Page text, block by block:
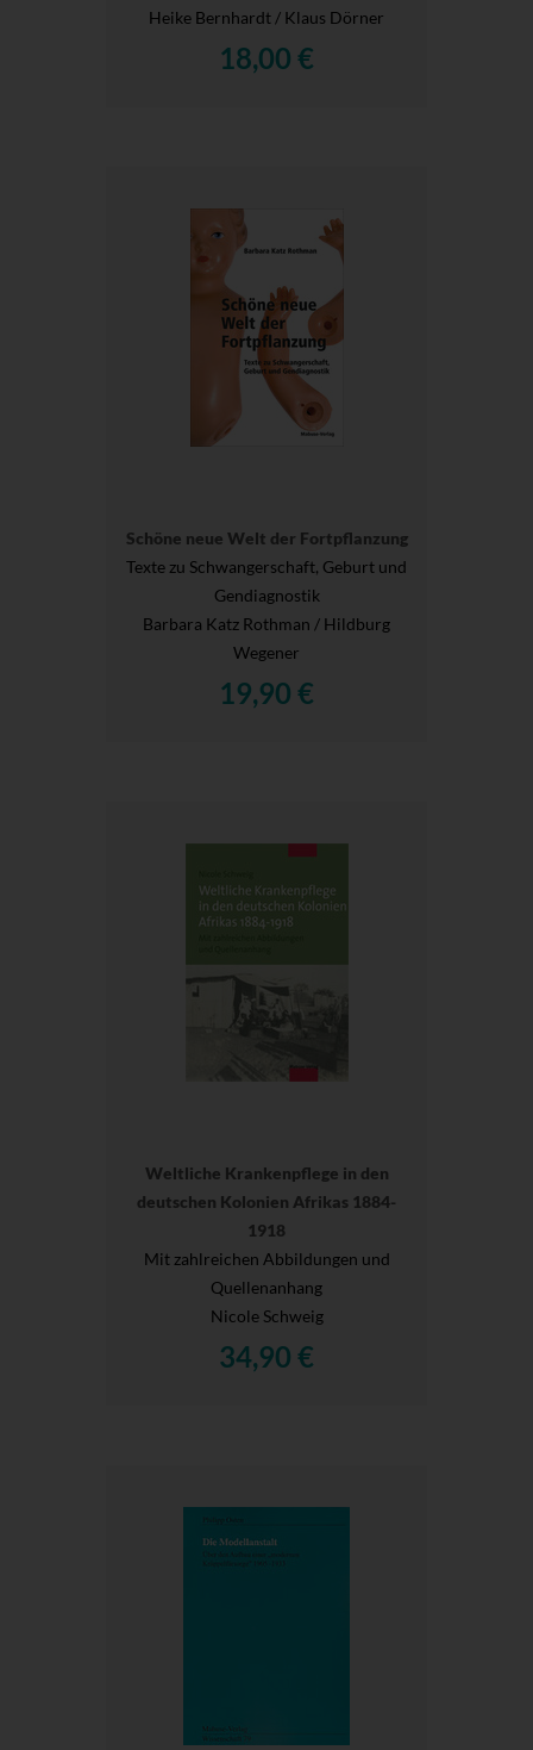
Heike Bernhardt / Klaus Dörner
18,00 €
Schöne neue Welt der Fortpflanzung
Texte zu Schwangerschaft, Geburt und
Gendiagnostik
Barbara Katz Rothman / Hildburg
Wegener
19,90 €
Weltliche Krankenpflege in den
deutschen Kolonien Afrikas 1884-
1918
Mit zahlreichen Abbildungen und
Quellenanhang
Nicole Schweig
34,90 €